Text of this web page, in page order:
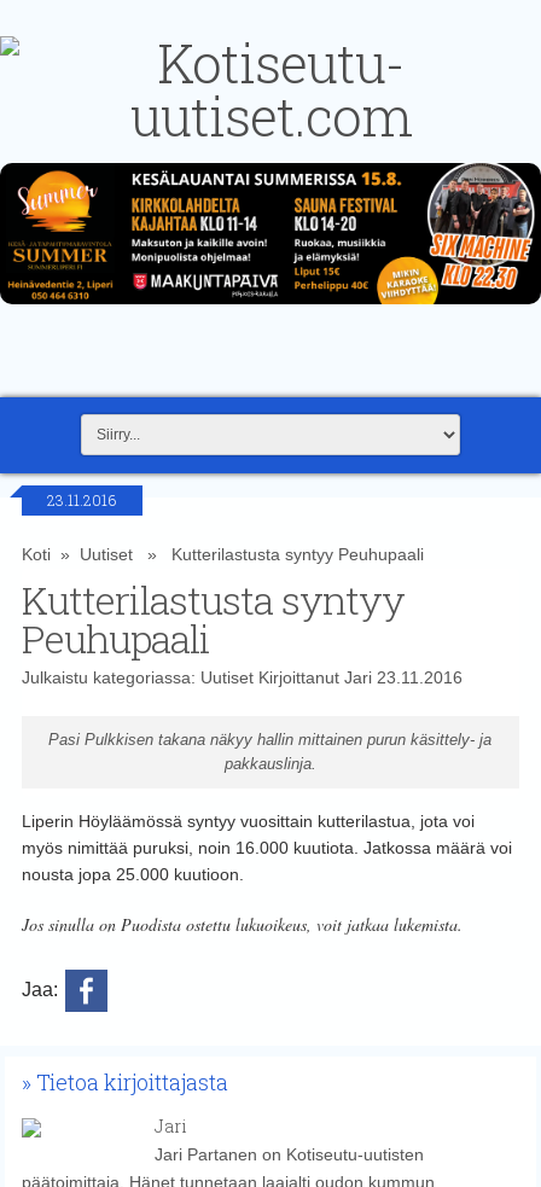
23.11.2016
Koti» Uutiset» Kutterilastusta syntyy Peuhupaali
Kutterilastusta syntyy
Peuhupaali
Julkaistu kategoriassa: UutisetKirjoittanut Jari23.11.2016
Pasi Pulkkisen takana näkyy hallin mittainen purun käsittely- ja
pakkauslinja.
Liperin Höyläämössä syntyy vuosittain kutterilastua, jota voi
myös nimittää puruksi, noin 16.000 kuutiota. Jatkossa määrä voi
nousta jopa 25.000 kuutioon.
Jos sinulla on Puodista ostettu lukuoikeus, voit jatkaa lukemista.
Jaa:
Tietoa kirjoittajasta
Jari
Jari Partanen on Kotiseutu-uutisten
päätoimittaja. Hänet tunnetaan laajalti oudon kummun